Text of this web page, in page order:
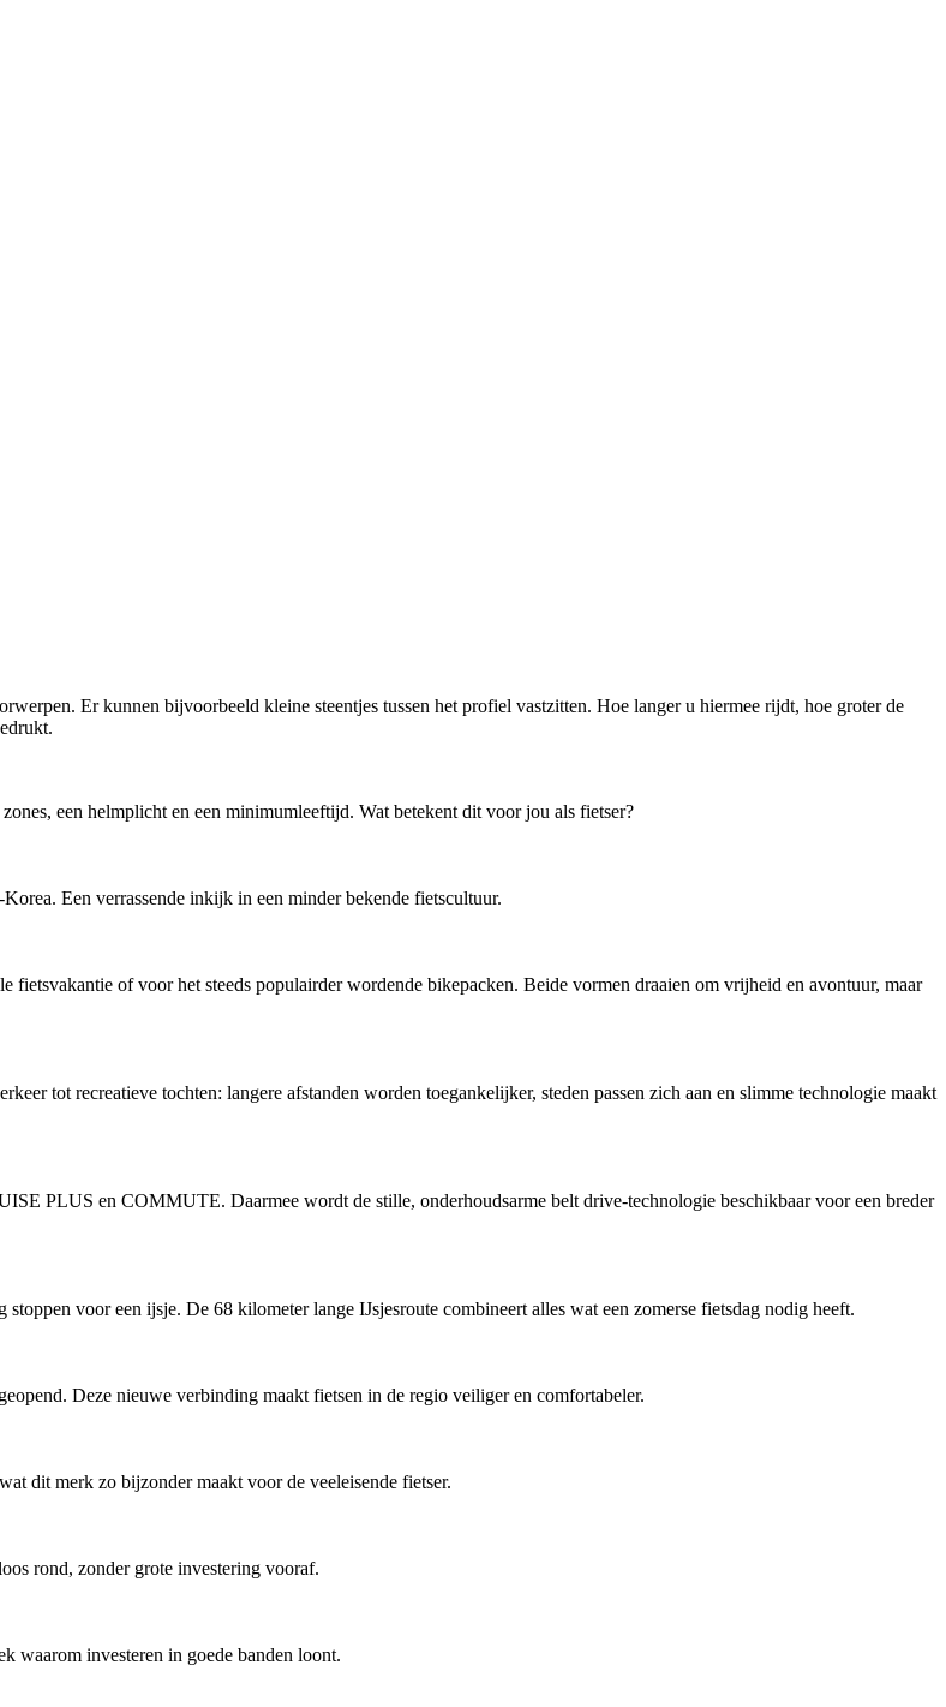
Er kunnen bijvoorbeeld kleine steentjes tussen het profiel vastzitten. Hoe langer u hiermee rijdt, hoe groter de
een helmplicht en een minimumleeftijd. Wat betekent dit voor jou als fietser?
Een verrassende inkijk in een minder bekende fietscultuur.
fietsvakantie of voor het steeds populairder wordende bikepacken. Beide vormen draaien om vrijheid en avontuur, maar
tot recreatieve tochten: langere afstanden worden toegankelijker, steden passen zich aan en slimme technologie maakt
PLUS en COMMUTE. Daarmee wordt de stille, onderhoudsarme belt drive-technologie beschikbaar voor een breder
voor een ijsje. De 68 kilometer lange IJsjesroute combineert alles wat een zomerse fietsdag nodig heeft.
Deze nieuwe verbinding maakt fietsen in de regio veiliger en comfortabeler.
dit merk zo bijzonder maakt voor de veeleisende fietser.
rond, zonder grote investering vooraf.
waarom investeren in goede banden loont.